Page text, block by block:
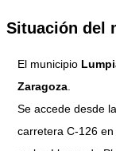
Situación del
El municipio
Zaragoza
Se accede desde
carretera C-126 en